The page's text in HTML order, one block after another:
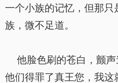
一个小族的记忆，但那
族，微不足道。
他脸色刷的苍白，颤声
他们得罪了真王您，我这